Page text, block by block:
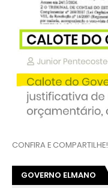
CONFIRA E COMPARTILHE!
GOVERNO ELMANO